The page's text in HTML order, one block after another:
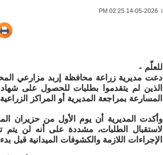
للعلّم -
​دعت مديرية زراعة محافظة إربد مزارعي
الذين لم يتقدموا بطلبات للحصول على
المسارعة بمراجعة المديرية أو المراكز
لاستقبال الطلبات، مشددة على أنه لن يتم
الإجراءات اللازمة والكشوفات الميدانية قبل